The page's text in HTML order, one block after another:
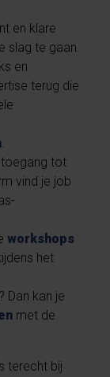
en klare
slag te gaan.
en
terug die
.
toegang tot
vind je job
workshops
het
Dan kan je
met de
terecht bij